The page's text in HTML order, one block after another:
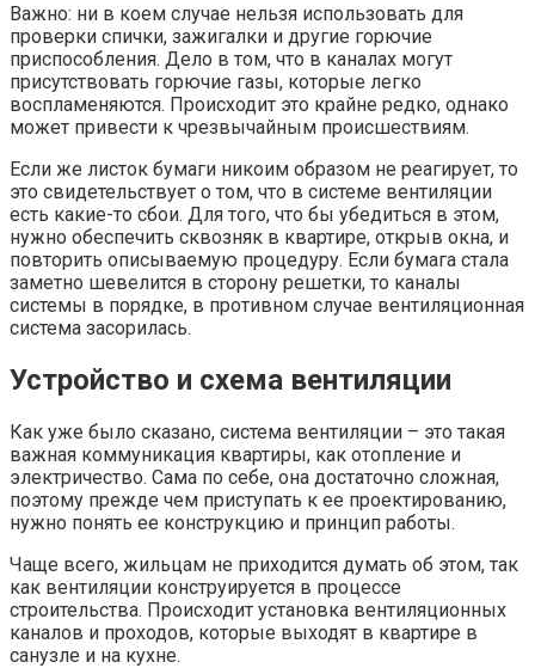
Важно: ни в коем случае нельзя использовать для
проверки спички, зажигалки и другие горючие
приспособления. Дело в том, что в каналах могут
присутствовать горючие газы, которые легко
воспламеняются. Происходит это крайне редко, однако
может привести к чрезвычайным происшествиям.
Если же листок бумаги никоим образом не реагирует, то
это свидетельствует о том, что в системе вентиляции
есть какие-то сбои. Для того, что бы убедиться в этом,
нужно обеспечить сквозняк в квартире, открыв окна, и
повторить описываемую процедуру. Если бумага стала
заметно шевелится в сторону решетки, то каналы
системы в порядке, в противном случае вентиляционная
система засорилась.
Устройство и схема вентиляции
Как уже было сказано, система вентиляции – это такая
важная коммуникация квартиры, как отопление и
электричество. Сама по себе, она достаточно сложная,
поэтому прежде чем приступать к ее проектированию,
нужно понять ее конструкцию и принцип работы.
Чаще всего, жильцам не приходится думать об этом, так
как вентиляции конструируется в процессе
строительства. Происходит установка вентиляционных
каналов и проходов, которые выходят в квартире в
санузле и на кухне.